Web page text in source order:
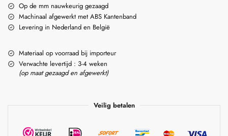
Op de mm nauwkeurig gezaagd
Machinaal afgewerkt met ABS Kantenband
Levering in Nederland en België
Materiaal op voorraad bij importeur
Verwachte levertijd : 3-4 weken
(op maat gezaagd en afgewerkt)
Veilig betalen